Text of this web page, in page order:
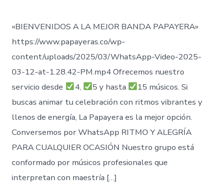
«BIENVENIDOS A LA MEJOR BANDA PAPAYERA»
https://www.papayeras.co/wp-
content/uploads/2025/03/WhatsApp-Video-2025-
03-12-at-1.28.42-PM.mp4 Ofrecemos nuestro
servicio desde
4, 5 y hasta
15 músicos. Si
buscas animar tu celebración con ritmos vibrantes y
llenos de energía, La Papayera es la mejor opción.
Conversemos por WhatsApp RITMO Y ALEGRÍA
PARA CUALQUIER OCASIÓN Nuestro grupo está
conformado por músicos profesionales que
interpretan con maestría […]